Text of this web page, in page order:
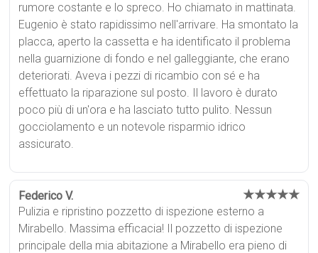
rumore costante e lo spreco. Ho chiamato in mattinata.
Eugenio è stato rapidissimo nell'arrivare. Ha smontato la
placca, aperto la cassetta e ha identificato il problema
nella guarnizione di fondo e nel galleggiante, che erano
deteriorati. Aveva i pezzi di ricambio con sé e ha
effettuato la riparazione sul posto. Il lavoro è durato
poco più di un'ora e ha lasciato tutto pulito. Nessun
gocciolamento e un notevole risparmio idrico
assicurato.
Federico V. ★★★★★
Pulizia e ripristino pozzetto di ispezione esterno a
Mirabello. Massima efficacia! Il pozzetto di ispezione
principale della mia abitazione a Mirabello era pieno di